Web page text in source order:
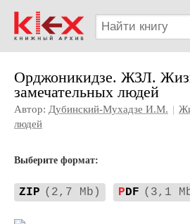
Орджоникидзе. ЖЗЛ.
замечательных людей
Автор: Дубинский-Мухадзе И.М. |
людей
Выберите формат:
ZIP (2,7 Mb) PDF (3,1